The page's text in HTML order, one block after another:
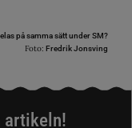
på samma sätt under SM?
Foto: Fredrik Jonsving
artikeln!